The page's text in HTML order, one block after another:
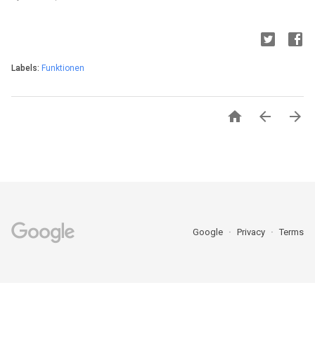
Labels: Funktionen
  
Google Privacy Terms